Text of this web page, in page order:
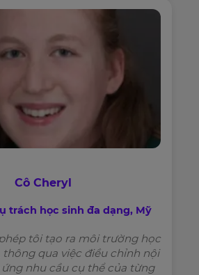
Cô Cheryl
trách học sinh đa dạng, Mỹ
tôi tạo ra môi trường học
thông qua việc điều chỉnh nội
nhu cầu cụ thể của từng